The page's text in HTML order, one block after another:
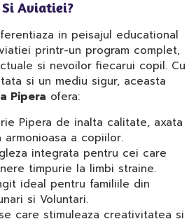
Aviatiei?
in peisajul educational
printr-un program complet,
si nevoilor fiecarui copil. Cu
si un mediu sigur, aceasta
Pipera ofera:
Pipera de inalta calitate, axata
armonioasa a copiilor.
integrata pentru cei care
timpurie la limbi straine.
ideal pentru familiile din
si Voluntari.
care stimuleaza creativitatea si